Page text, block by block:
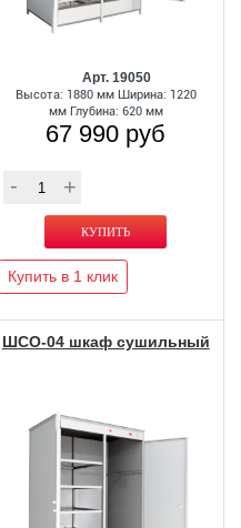
Арт. 19050
Высота: 1880 мм Ширина: 1220
мм Глубина: 620 мм
67 990 руб
Купить в 1 клик
ШСО-04 шкаф сушильный